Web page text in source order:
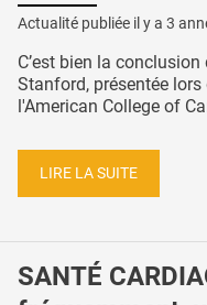
Actualité publiée il y a 3
C’est bien la conclusion
Stanford, présentée
l'American College of
LIRE LA SUITE
SANTÉ